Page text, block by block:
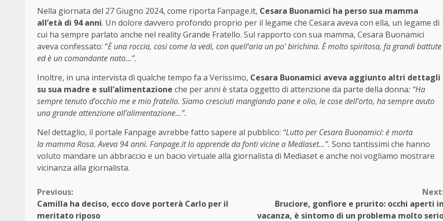
Nella giornata del 27 Giugno 2024, come riporta Fanpage.it, Cesara Buonamici ha perso sua mamma
all’età di 94 anni. Un dolore davvero profondo proprio per il legame che Cesara aveva con ella, un legame di
cui ha sempre parlato anche nel reality Grande Fratello. Sul rapporto con sua mamma, Cesara Buonamici
aveva confessato: “È una roccia, così come la vedi, con quell’aria un po’ birichina. È molto spiritosa, fa grandi battute
ed è un comandante nato…”.
Inoltre, in una intervista di qualche tempo fa a Verissimo, Cesara Buonamici aveva aggiunto altri dettagli
su sua madre e sull’alimentazione che per anni è stata oggetto di attenzione da parte della donna: “Ha
sempre tenuto d’occhio me e mio fratello. Siamo cresciuti mangiando pane e olio, le cose dell’orto, ha sempre avuto
una grande attenzione all’alimentazione…”.
Nel dettaglio, il portale Fanpage avrebbe fatto sapere al pubblico: “Lutto per Cesara Buonamici: è morta
la mamma Rosa. Aveva 94 anni. Fanpage.it lo apprende da fonti vicine a Mediaset…”. Sono tantissimi che hanno
voluto mandare un abbraccio e un bacio virtuale alla giornalista di Mediaset e anche noi vogliamo mostrare
vicinanza alla giornalista.
Continue
Reading
Previous:
Camilla ha deciso, ecco dove porterà Carlo per il
meritato riposo
Bruciore, gonfiore e prurito: occhi aperti in
vacanza, è sintomo di un problema molto